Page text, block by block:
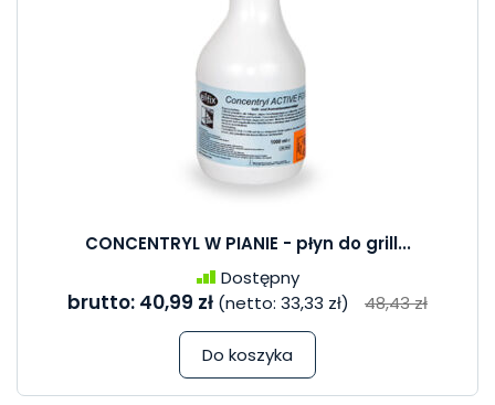
CONCENTRYL W PIANIE - płyn do grill...
Dostępny
brutto: 40,99 zł (netto: 33,33 zł) 48,43 zł
Do koszyka